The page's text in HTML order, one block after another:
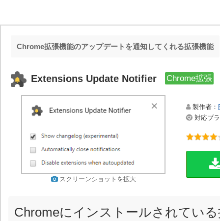
Chrome拡張機能のアップデートを通知してくれる拡張機能
Extensions Update Notifier Chrome拡張
スクリーンショットを拡大
製作者：
対応ブ
Chromeにインストールされてい